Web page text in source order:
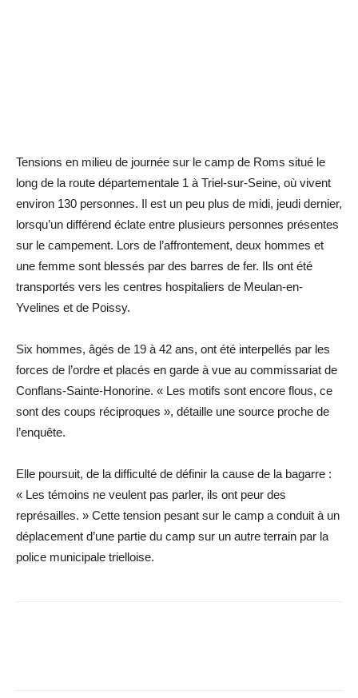
Tensions en milieu de journée sur le camp de Roms situé le
long de la route départementale 1 à Triel-sur-Seine, où vivent
environ 130 personnes. Il est un peu plus de midi, jeudi dernier,
lorsqu’un différend éclate entre plusieurs personnes présentes
sur le campement. Lors de l’affrontement, deux hommes et
une femme sont blessés par des barres de fer. Ils ont été
transportés vers les centres hospitaliers de Meulan-en-
Yvelines et de Poissy.
Six hommes, âgés de 19 à 42 ans, ont été interpellés par les
forces de l’ordre et placés en garde à vue au commissariat de
Conflans-Sainte-Honorine. « Les motifs sont encore flous, ce
sont des coups réciproques », détaille une source proche de
l’enquête.
Elle poursuit, de la difficulté de définir la cause de la bagarre :
« Les témoins ne veulent pas parler, ils ont peur des
représailles. » Cette tension pesant sur le camp a conduit à un
déplacement d’une partie du camp sur un autre terrain par la
police municipale trielloise.